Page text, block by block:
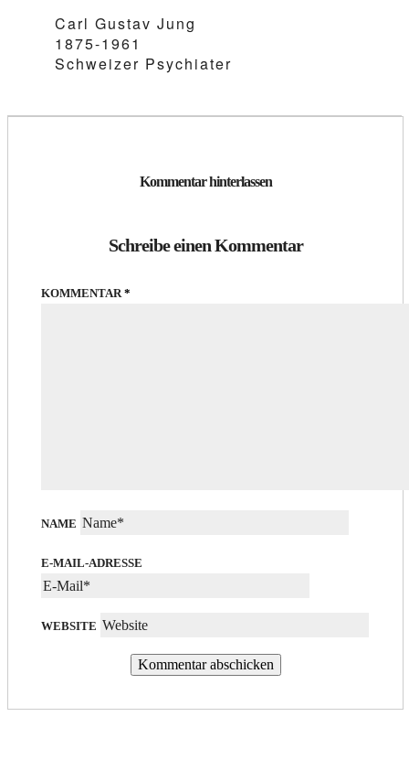
Carl Gustav Jung
1875-1961
Schweizer Psychiater
Kommentar hinterlassen
Schreibe einen Kommentar
KOMMENTAR*
NAME
E-MAIL-ADRESSE
WEBSITE